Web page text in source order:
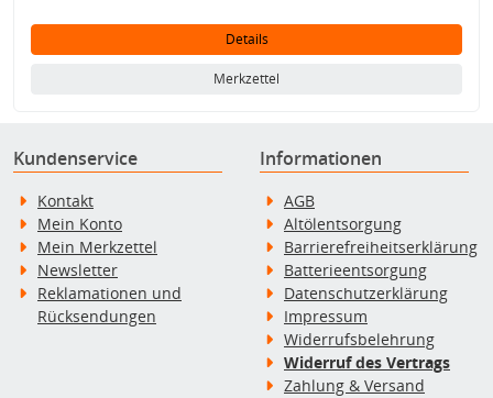
Details
Merkzettel
Kundenservice
Kontakt
Mein Konto
Mein Merkzettel
Newsletter
Reklamationen und
Rücksendungen
Informationen
AGB
Altölentsorgung
Barrierefreiheitserklärung
Batterieentsorgung
Datenschutzerklärung
Impressum
Widerrufsbelehrung
Widerruf des Vertrags
Zahlung & Versand